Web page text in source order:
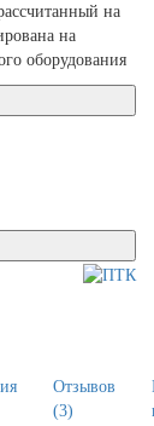
на
на
оборудования
Отзывов
(3)